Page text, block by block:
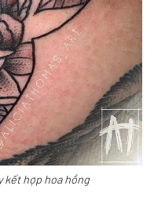
kết hợp hoa hồng